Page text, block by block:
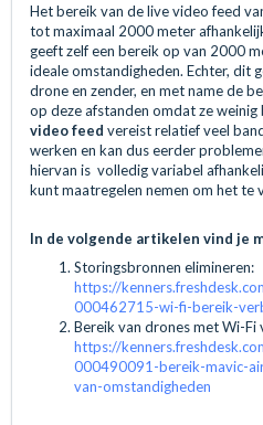
Het bereik van de live video feed
tot maximaal 2000 meter
geeft zelf een bereik op van 2000
ideale omstandigheden. Echter, dit
drone en zender, en met name de
op deze afstanden omdat ze
video feed vereist relatief veel
werken en kan dus eerder
hiervan is volledig variabel
kunt maatregelen nemen om het te
In de volgende artikelen vind je
Storingsbronnen elimineren:
https://
000462715-wi-fi-bereik-
Bereik van drones met Wi-Fi
https://
000490091-bereik-mavic-
van-omstandigheden